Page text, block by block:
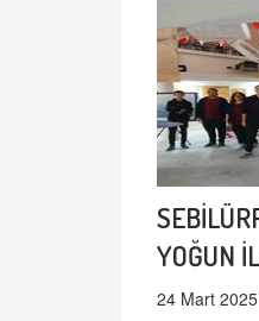
YOĞUN
24 Mart